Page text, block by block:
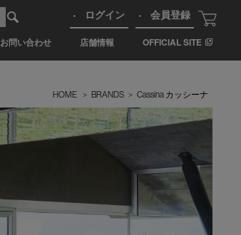
お問い合わせ 店舗情報 OFFICIAL SITE
ログイン 会員登録
HOME > BRANDS > Cassina カッシーナ